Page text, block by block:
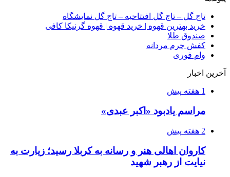
تاج گل – تاج گل افتتاحیه – تاج گل نمایشگاه
خرید بهترین قهوه | خرید قهوه | قهوه گرنیکا کافی
صندوق طلا
کفش چرم مردانه
وام فوری
آخرین اخبار
1 هفته پیش
مراسم یادبود «اکبر عبدی»
2 هفته پیش
کاروان اهالی هنر و رسانه به کربلا رسید؛ زیارت به
نیایت از رهبر شهید